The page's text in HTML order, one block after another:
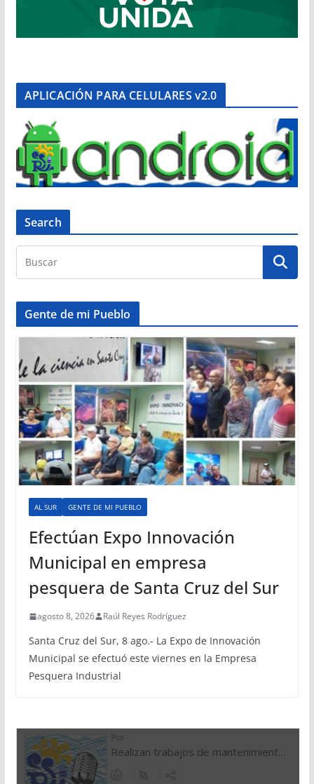
APLICACIÓN PARA CELULARES v2.0
Search
Gente de mi Pueblo
AL SUR GENTE DE MI PUEBLO
Efectúan Expo Innovación
Municipal en empresa
pesquera de Santa Cruz del Sur
agosto 8, 2026 Raúl Reyes Rodríguez
Santa Cruz del Sur, 8 ago.- La Expo de Innovación
Municipal se efectuó este viernes en la Empresa
Pesquera Industrial